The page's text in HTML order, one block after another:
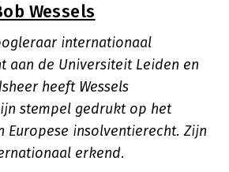
Wessels
internationaal
aan de Universiteit Leiden en
heeft Wessels
stempel gedrukt op het
Europese insolventierecht. Zijn
erkend.